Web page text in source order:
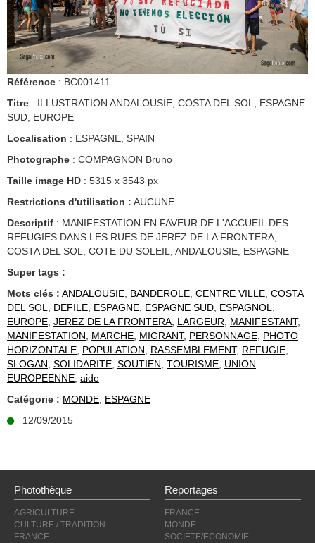
Référence : BC001411
Titre : ILLUSTRATION ANDALOUSIE, COSTA DEL SOL, ESPAGNE
SUD, EUROPE
Localisation : ESPAGNE, SPAIN
Photographe : COMPAGNON Bruno
Taille image HD : 5315 x 3543 px
Restrictions d'utilisation : AUCUNE
Descriptif : MANIFESTATION EN FAVEUR DE L'ACCUEIL DES
REFUGIES DANS LES RUES DE JEREZ DE LA FRONTERA,
COSTA DEL SOL, COTE DU SOLEIL, ANDALOUSIE, ESPAGNE
Super tags :
Mots clés : ANDALOUSIE, BANDEROLE, CENTRE VILLE, COSTA
DEL SOL, DEFILE, ESPAGNE, ESPAGNE SUD, ESPAGNOL,
EUROPE, JEREZ DE LA FRONTERA, LARGEUR, MANIFESTANT,
MANIFESTATION, MARCHE, MIGRANT, PERSONNAGE, PHOTO
HORIZONTALE, POPULATION, RASSEMBLEMENT, REFUGIE,
SLOGAN, SOLIDARITE, SOUTIEN, TOURISME, UNION
EUROPEENNE, aide
Catégorie : MONDE, ESPAGNE
12/09/2015
Photothèque
AGRICULTURE
CULTURE / TRADITION
FRANCE
Reportages
FRANCE
MONDE
SOCIETE/ECONOMIE